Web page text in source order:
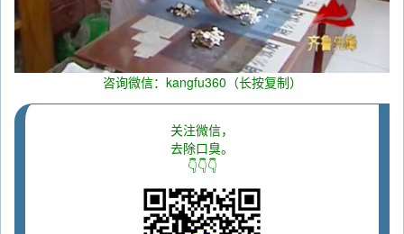
咨询微信：kangfu360（长按复制）
关注微信，
去除口臭。
👇👇👇